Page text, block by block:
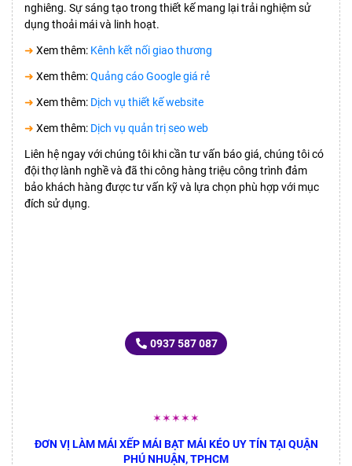
nghiêng. Sự sáng tạo trong thiết kế mang lại trải nghiệm sử
dụng thoải mái và linh hoạt.
➜ Xem thêm: Kênh kết nối giao thương
➜ Xem thêm:Quảng cáo Google giá rẻ
➜ Xem thêm: Dịch vụ thiết kế website
➜ Xem thêm: Dịch vụ quản trị seo web
Liên hệ ngay với chúng tôi khi cần tư vấn báo giá, chúng tôi có
đội thợ lành nghề và đã thi công hàng triệu công trình đảm
bảo khách hàng được tư vấn kỹ và lựa chọn phù hợp với mục
đích sử dụng.
0937 587 087
✶✶✶✶✶
ĐƠN VỊ LÀM MÁI XẾP MÁI BẠT MÁI KÉO UY TÍN TẠI QUẬN
PHÚ NHUẬN, TPHCM